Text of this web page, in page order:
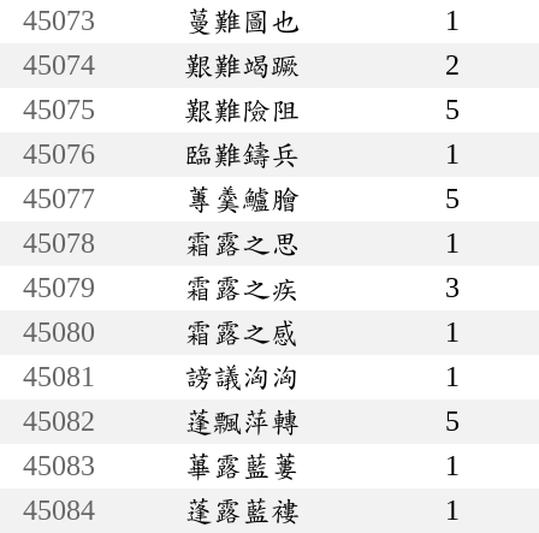
45073
蔓難圖也
1
45074
艱難竭蹶
2
45075
艱難險阻
5
45076
臨難鑄兵
1
45077
蓴羹鱸膾
5
45078
霜露之思
1
45079
霜露之疾
3
45080
霜露之感
1
45081
謗議洶洶
1
45082
蓬飄萍轉
5
45083
蓽露藍蔞
1
45084
蓬露藍褸
1